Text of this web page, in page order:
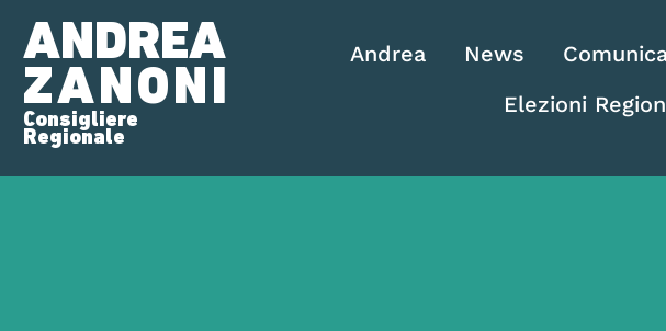
ANDREA
ZANONI
Consigliere
Regionale
Andrea News
Elezioni